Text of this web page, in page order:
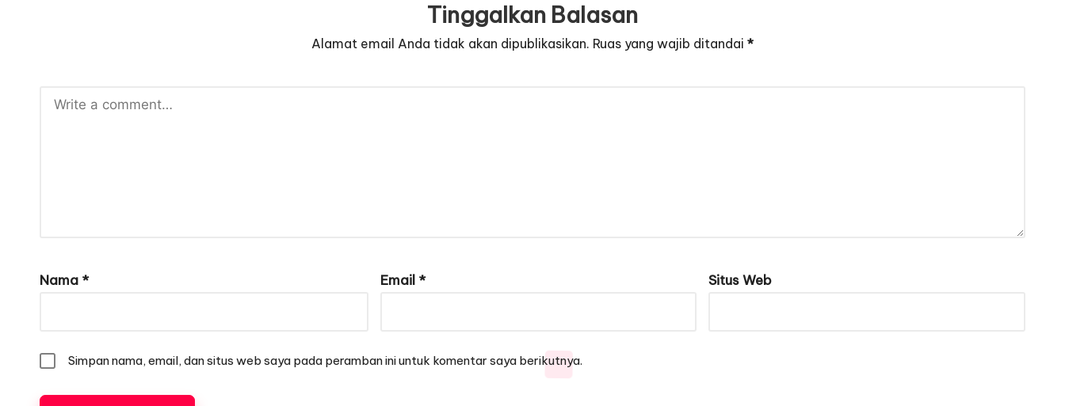
Tinggalkan Balasan
Alamat email Anda tidak akan dipublikasikan. Ruas yang wajib ditandai *
Nama * Email * Situs Web
Simpan nama, email, dan situs web saya pada peramban ini untuk komentar saya berikutnya.